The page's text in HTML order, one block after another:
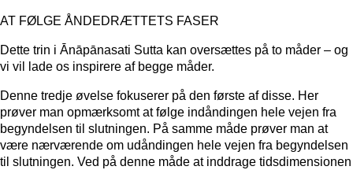
AT FØLGE ÅNDEDRÆTTETS FASER
Dette trin i Ānāpānasati Sutta kan oversættes på to måder – og
vi vil lade os inspirere af begge måder.
Denne tredje øvelse fokuserer på den første af disse. Her
prøver man opmærksomt at følge indåndingen hele vejen fra
begyndelsen til slutningen. På samme måde prøver man at
være nærværende om udåndingen hele vejen fra begyndelsen
til slutningen. Ved på denne måde at inddrage tidsdimensionen